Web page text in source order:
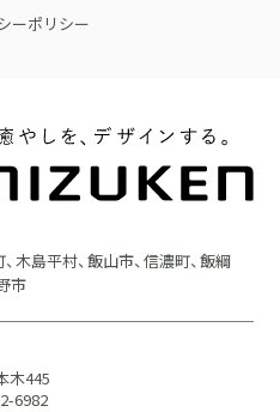
ーポリシー
木島平村、飯山市、信濃町、飯綱
市
木445
6982